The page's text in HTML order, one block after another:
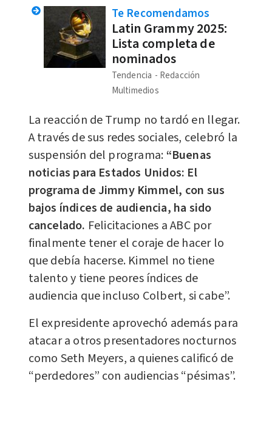
Te Recomendamos
Latin Grammy 2025:
Lista completa de
nominados
Tendencia
Redacción
Multimedios
La reacción de Trump no tardó en llegar.
A través de sus redes sociales, celebró la
suspensión del programa:“Buenas
noticias para Estados Unidos: El
programa de Jimmy Kimmel, con sus
bajos índices de audiencia, ha sido
cancelado. Felicitaciones a ABC por
finalmente tener el coraje de hacer lo
que debía hacerse. Kimmel no tiene
talento y tiene peores índices de
audiencia que incluso Colbert, si cabe”.
El expresidente aprovechó además para
atacar a otros presentadores nocturnos
como Seth Meyers, a quienes calificó de
“perdedores” con audiencias “pésimas”.